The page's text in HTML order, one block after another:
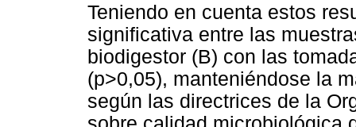
Teniendo en cuenta estos
significativa entre las
biodigestor (B) con las
(p>0,05), manteniéndose la
según las directrices de la